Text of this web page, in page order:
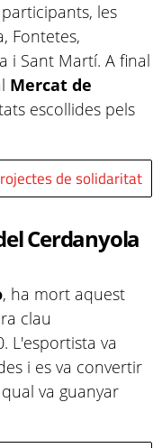
les
Fontetes,
i Sant Martí. A final
Mercat de
escollides pels
de solidaritat
Cerdanyola
, ha mort aquest
clau
L'esportista va
i es va convertir
va guanyar